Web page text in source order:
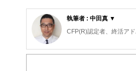
執筆者 : 中田真 ▼
CFP(R)認定者、終活ア
中田FP事務所 代表